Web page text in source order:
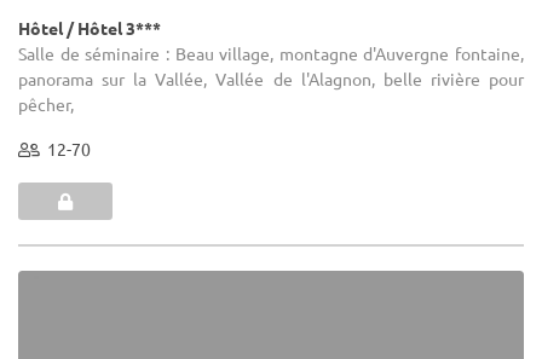
Hôtel / Hôtel 3***
Salle de séminaire : Beau village, montagne d'Auvergne fontaine,
panorama sur la Vallée, Vallée de l'Alagnon, belle rivière pour
pêcher,
12-70